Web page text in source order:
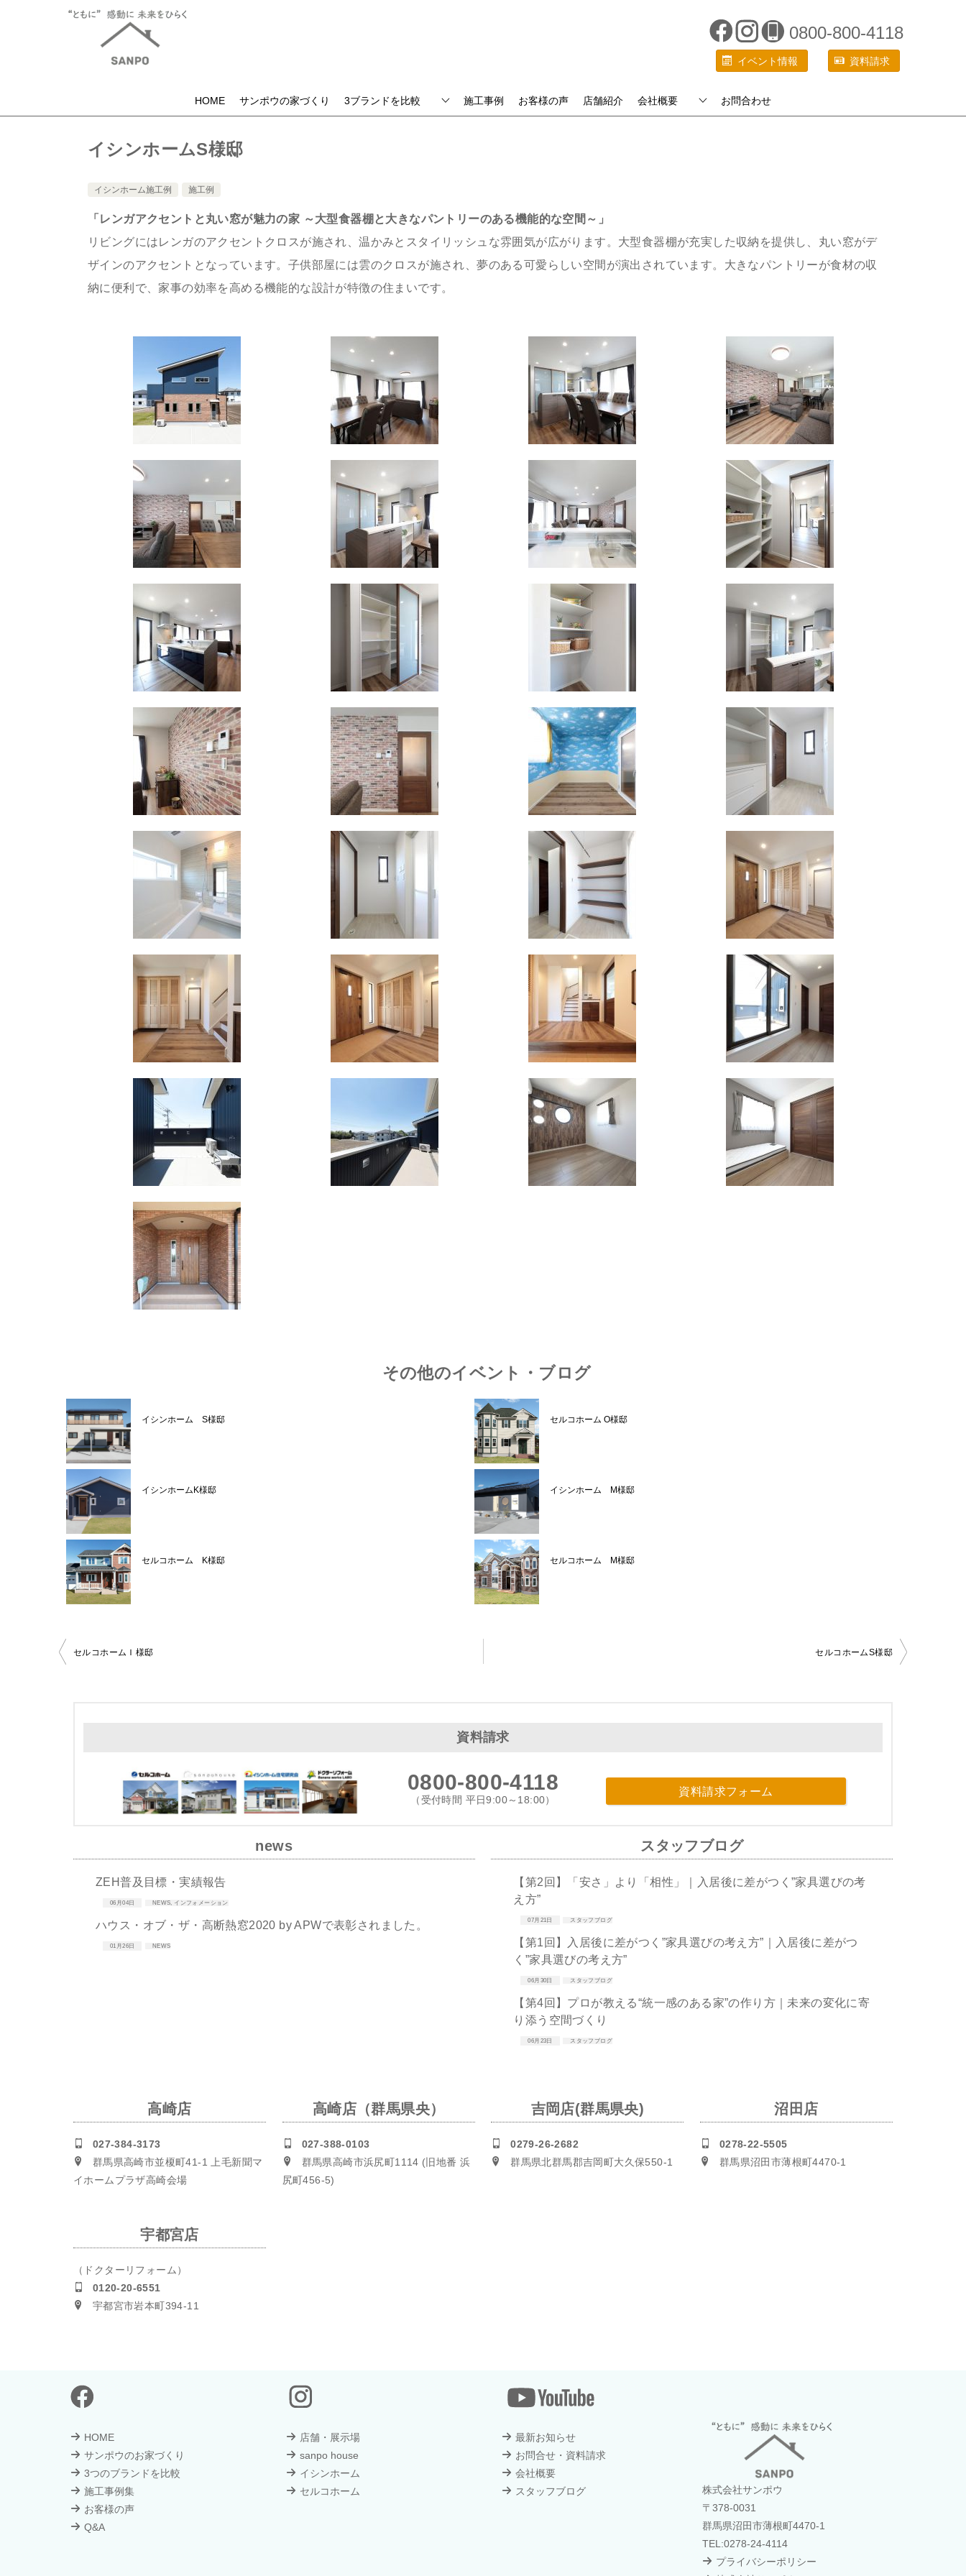
0800-800-4118
イベント情報 資料請求
HOME サンポウの家づくり 3ブランドを比較 施工事例 お客様の声 店舗紹介 会社概要 お問合わせ
イシンホームS様邸
イシンホーム施工例 施工例
「レンガアクセントと丸い窓が魅力の家 ～大型食器棚と大きなパントリーのある機能的な空間～」
リビングにはレンガのアクセントクロスが施され、温かみとスタイリッシュな雰囲気が広がります。大型食器棚が充実した収納を提供し、丸い窓がデ
ザインのアクセントとなっています。子供部屋には雲のクロスが施され、夢のある可愛らしい空間が演出されています。大きなパントリーが食材の収
納に便利で、家事の効率を高める機能的な設計が特徴の住まいです。
その他のイベント・ブログ
イシンホーム S様邸 セルコホーム O様邸
イシンホームK様邸 イシンホーム M様邸
セルコホーム K様邸 セルコホーム M様邸
ン
セルコホームＩ様邸 セルコホームS様邸
資料請求
0800-800-4118
（受付時間 平日9:00～18:00）
資料請求フォーム
news
ZEH普及目標・実績報告
06月04日 NEWS インフォメーション
ハウス・オブ・ザ・高断熱窓2020 by APWで表彰されました。
01月26日 NEWS
スタッフブログ
【第2回】「安さ」より「相性」｜入居後に差がつく”家具選びの考
え方”
07月21日 スタッフブログ
【第1回】入居後に差がつく”家具選びの考え方”｜入居後に差がつ
く”家具選びの考え方”
06月30日 スタッフブログ
【第4回】プロが教える“統一感のある家”の作り方｜未来の変化に寄
り添う空間づくり
06月23日 スタッフブログ
高崎店
027-384-3173
群馬県高崎市並榎町41-1 上毛新聞マ
イホームプラザ高崎会場
高崎店（群馬県央）
027-388-0103
群馬県高崎市浜尻町1114 (旧地番 浜
尻町456-5)
吉岡店(群馬県央)
0279-26-2682
群馬県北群馬郡吉岡町大久保550-1
沼田店
0278-22-5505
群馬県沼田市薄根町4470-1
宇都宮店
（ドクターリフォーム）
0120-20-6551
宇都宮市岩本町394-11
HOME
サンポウのお家づくり
3つのブランドを比較
施工事例集
お客様の声
Q&A
店舗・展示場
sanpo house
イシンホーム
セルコホーム
最新お知らせ
お問合せ・資料請求
会社概要
スタッフブログ
株式会社サンポウ
〒378-0031
群馬県沼田市薄根町4470-1
TEL:0278-24-4114
プライバシーポリシー